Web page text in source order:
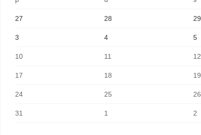
27 28 29
3 4 5
10 11 12
17 18 19
24 25 26
31 1 2